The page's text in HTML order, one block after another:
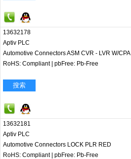
13632178
Aptiv PLC
Automotive Connectors ASM CVR - LVR W/CPA
RoHS: Compliant pbFree: Pb-Free
搜索
13632181
Aptiv PLC
Automotive Connectors LOCK PLR RED
RoHS: Compliant pbFree: Pb-Free